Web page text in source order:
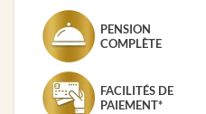
PENSION
COMPLÈTE
FACILITÉS DE
PAIEMENT*